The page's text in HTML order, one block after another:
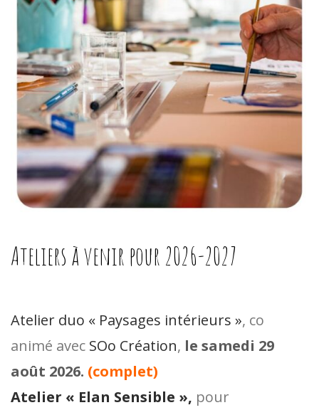
Ateliers à venir pour 2026-2027
Atelier duo « Paysages intérieurs », co
animé avec SOo Création, le samedi 29
août 2026. (complet)
Atelier « Elan Sensible », pour